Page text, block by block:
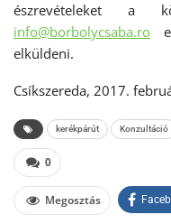
észrevételeket a
info@borbolycsaba.ro
elküldeni.
Csíkszereda, 2017.
kerékpárút Konzultáció
0
Megosztás